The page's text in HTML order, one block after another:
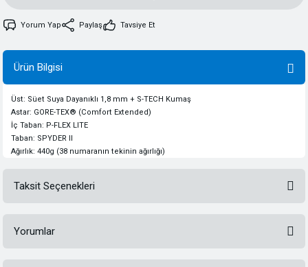
Yorum Yap Paylaş Tavsiye Et
Ürün Bilgisi
Üst: Süet Suya Dayanıklı 1,8 mm + S-TECH Kumaş
Astar: GORE-TEX® (Comfort Extended)
İç Taban: P-FLEX LITE
Taban: SPYDER II
Ağırlık: 440g (38 numaranın tekinin ağırlığı)
Taksit Seçenekleri
Yorumlar